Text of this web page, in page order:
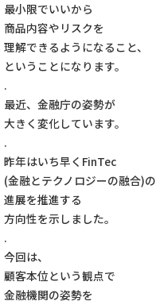
最小限でいいから
商品内容やリスクを
理解できるようになること、
ということになります。
.
最近、金融庁の姿勢が
大きく変化しています。
.
昨年はいち早くFinTec
(金融とテクノロジーの融合)の
進展を推進する
方向性を示しました。
.
今回は、
顧客本位という観点で
金融機関の姿勢を